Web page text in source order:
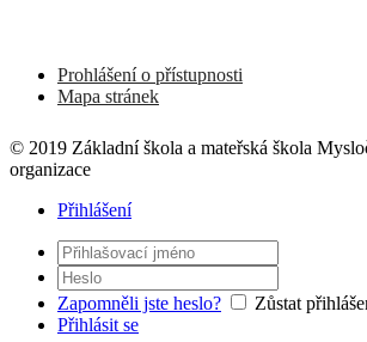
Prohlášení o přístupnosti
Mapa stránek
© 2019 Základní škola a mateřská škola
organizace
Přihlášení
Zapomněli jste heslo?
Zůstat
Přihlásit se